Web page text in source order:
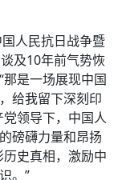
人民抗日战争暨
及10年前气势恢
是一场展现中国
给我留下深刻印
领导下，中国人
磅礴力量和昂扬
史真相，激励中
。”